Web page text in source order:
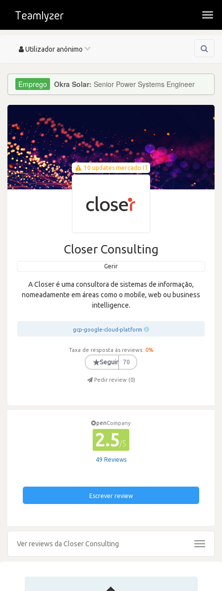
Toggle
Utilizador anónimo
Okra Solar: Senior Power Systems Engineer
10 updates mercado IT
Closer Consulting
Gerir
A Closer é uma consultora de sistemas de informação,
nomeadamente em áreas como o mobile, web ou business
intelligence.
gcp-google-cloud-platform
Taxa de resposta às reviews: 0%
★Seguir 70
Pedir review (0)
penCompany
2.5/5
49 Reviews
Escrever review
Ver reviews da Closer Consulting
Toggle